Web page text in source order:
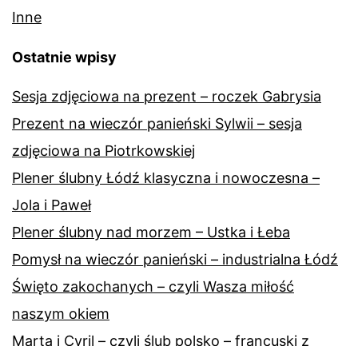
Inne
Ostatnie wpisy
Sesja zdjęciowa na prezent – roczek Gabrysia
Prezent na wieczór panieński Sylwii – sesja
zdjęciowa na Piotrkowskiej
Plener ślubny Łódź klasyczna i nowoczesna –
Jola i Paweł
Plener ślubny nad morzem – Ustka i Łeba
Pomysł na wieczór panieński – industrialna Łódź
Święto zakochanych – czyli Wasza miłość
naszym okiem
Marta i Cyril – czyli ślub polsko – francuski z